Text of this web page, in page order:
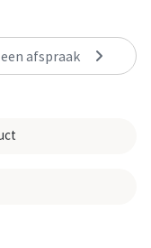
afspraak